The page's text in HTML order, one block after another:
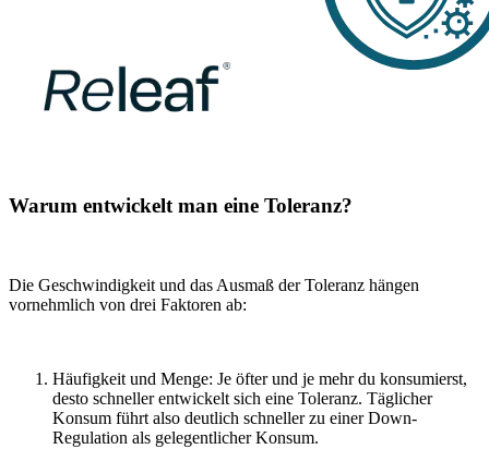
Warum entwickelt man eine Toleranz?
Die Geschwindigkeit und das Ausmaß der Toleranz hängen
vornehmlich von drei Faktoren ab:
Häufigkeit und Menge: Je öfter und je mehr du konsumierst,
desto schneller entwickelt sich eine Toleranz. Täglicher
Konsum führt also deutlich schneller zu einer Down-
Regulation als gelegentlicher Konsum.